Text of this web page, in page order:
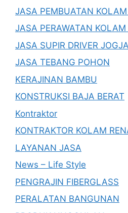
JASA PEMBUATAN
JASA PERAWATAN KOLAM
JASA SUPIR DRIVER JOGJA
JASA TEBANG POHON
KERAJINAN BAMBU
KONSTRUKSI BAJA BERAT
Kontraktor
KONTRAKTOR KOLAM
LAYANAN JASA
News – Life Style
PENGRAJIN FIBERGLASS
PERALATAN BANGUNAN